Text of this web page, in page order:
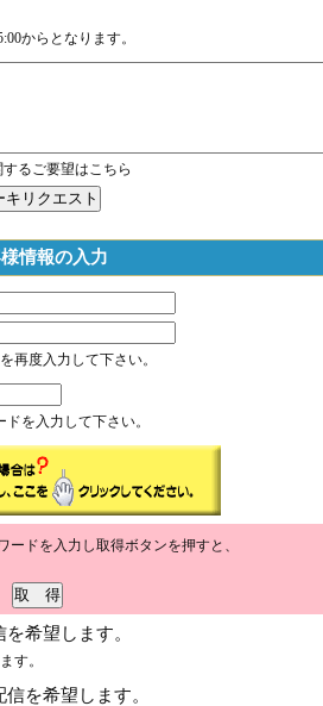
からとなります。
るご要望はこちら
情報の入力
再度入力して下さい。
を入力して下さい。
ドを入力し取得ボタンを押すと、
希望します。
す。
を希望します。